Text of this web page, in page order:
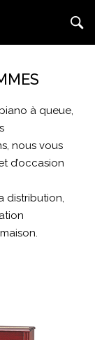
à queue,
nous vous
d’occasion
distribution,